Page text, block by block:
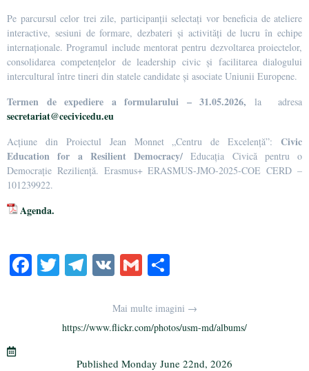
Pe parcursul celor trei zile, participanții selectați vor beneficia de ateliere
interactive, sesiuni de formare, dezbateri și activități de lucru în echipe
internaționale. Programul include mentorat pentru dezvoltarea proiectelor,
consolidarea competențelor de leadership civic și facilitarea dialogului
intercultural între tineri din statele candidate și asociate Uniunii Europene.
Termen de expediere a formularului – 31.05.2026, la adresa
secretariat@cecivicedu.eu
Acțiune din Proiectul Jean Monnet „Centru de Excelență”: Civic
Education for a Resilient Democracy/ Educația Civică pentru o
Democrație Reziliență. Erasmus+ ERASMUS-JMO-2025-COE CERD –
101239922.
Agenda.
Fa T
r
Te
a
m
V G
ailre
Mai multe imagini →
https://www.flickr.com/photos/usm-md/albums/
Published Monday June 22nd, 2026